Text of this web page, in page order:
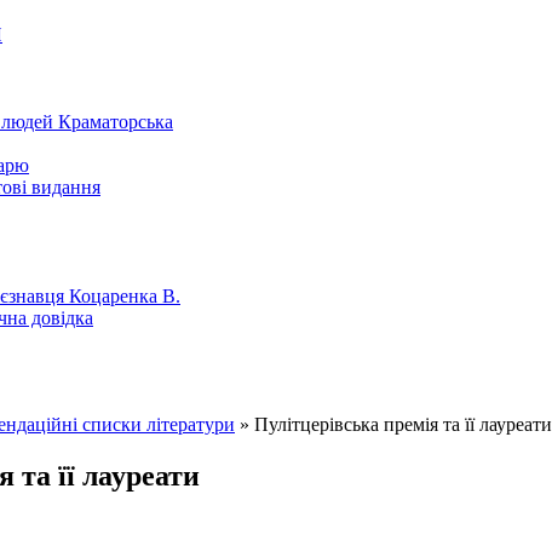
Краматорська
видання
Коцаренка В.
довiдка
списки літератури » Пулітцерівська премія та її лауреати
та її лауреати